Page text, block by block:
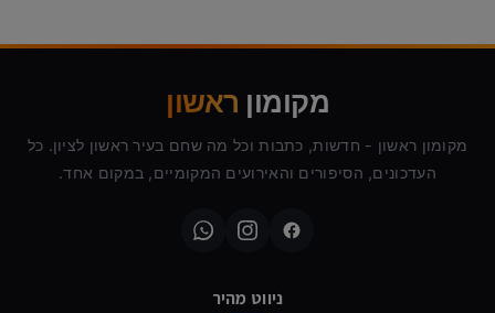
מקומון ראשון
מקומון ראשון - חדשות, כתבות וכל מה שחם בעיר ראשון לציון. כל
העדכונים, הסיפורים והאירועים המקומיים, במקום אחד.
ניווט מהיר